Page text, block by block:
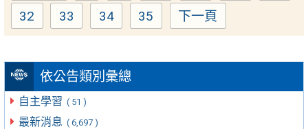
依公告類別彙總
自主學習 ( 51 )
最新消息 ( 6,697 )
Page
32 Page
33 Page
34 Page
35 下一頁